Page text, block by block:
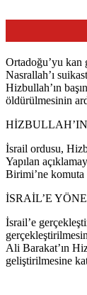
Ortadoğu’yu
Nasrallah’ı
Hizbullah’ın
öldürülmesinin
İsrail ordusu,
Yapılan
Birimi’ne komuta
İSRAİL’E
İsrail’e
Ali Barakat’ın
geliştirilmesine